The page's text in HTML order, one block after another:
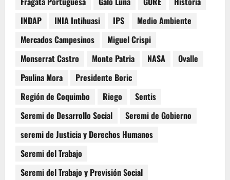
INDAP
INIA Intihuasi IPS
Medio Ambiente
Mercados Campesinos
Miguel Crispi
Monserrat Castro
Monte Patria NASA
Ovalle
Paulina Mora
Presidente Boric
Región de Coquimbo
Riego
Sentis
Seremi de Desarrollo Social
Seremi de Gobierno
seremi de Justicia y Derechos Humanos
Seremi del Trabajo
Seremi del Trabajo y Previsión Social